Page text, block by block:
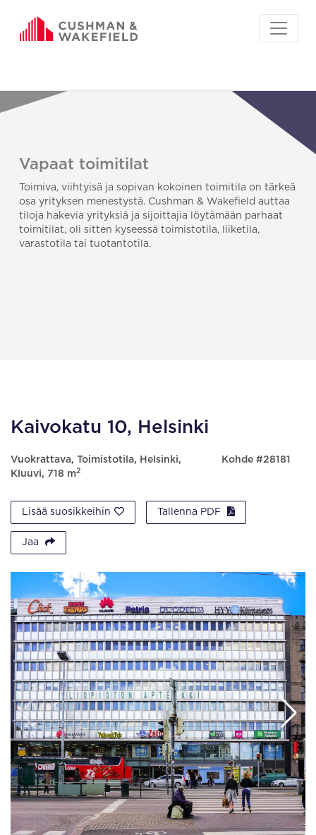
Vapaat toimitilat
Toimiva, viihtyisä ja sopivan kokoinen toimitila on tärkeä
osa yrityksen menestystä. Cushman & Wakefield auttaa
tiloja hakevia yrityksiä ja sijoittajia löytämään parhaat
toimitilat, oli sitten kyseessä toimistotila, liiketila,
varastotila tai tuotantotila.
Kaivokatu 10, Helsinki
Vuokrattava, Toimistotila, Helsinki,
Kluuvi, 718 m2
Kohde #28181
Lisää suosikkeihin Tallenna PDF
Jaa